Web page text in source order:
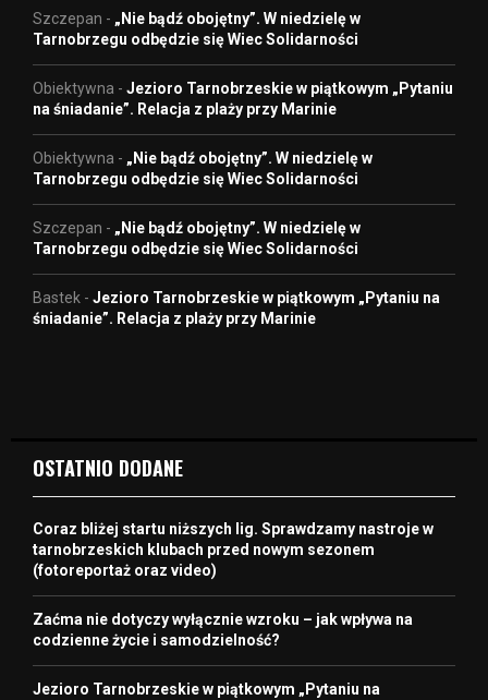
Szczepan - „Nie bądź obojętny”. W niedzielę w
Tarnobrzegu odbędzie się Wiec Solidarności
Obiektywna - Jezioro Tarnobrzeskie w piątkowym „Pytaniu
na śniadanie”. Relacja z plaży przy Marinie
Obiektywna - „Nie bądź obojętny”. W niedzielę w
Tarnobrzegu odbędzie się Wiec Solidarności
Szczepan - „Nie bądź obojętny”. W niedzielę w
Tarnobrzegu odbędzie się Wiec Solidarności
Bastek - Jezioro Tarnobrzeskie w piątkowym „Pytaniu na
śniadanie”. Relacja z plaży przy Marinie
OSTATNIO DODANE
Coraz bliżej startu niższych lig. Sprawdzamy nastroje w
tarnobrzeskich klubach przed nowym sezonem
(fotoreportaż oraz video)
Zaćma nie dotyczy wyłącznie wzroku – jak wpływa na
codzienne życie i samodzielność?
Jezioro Tarnobrzeskie w piątkowym „Pytaniu na